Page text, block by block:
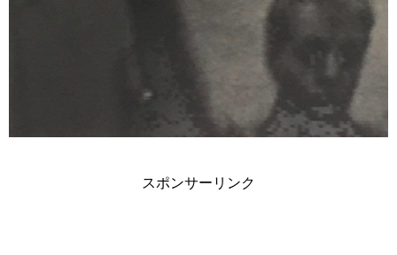
スポンサーリンク